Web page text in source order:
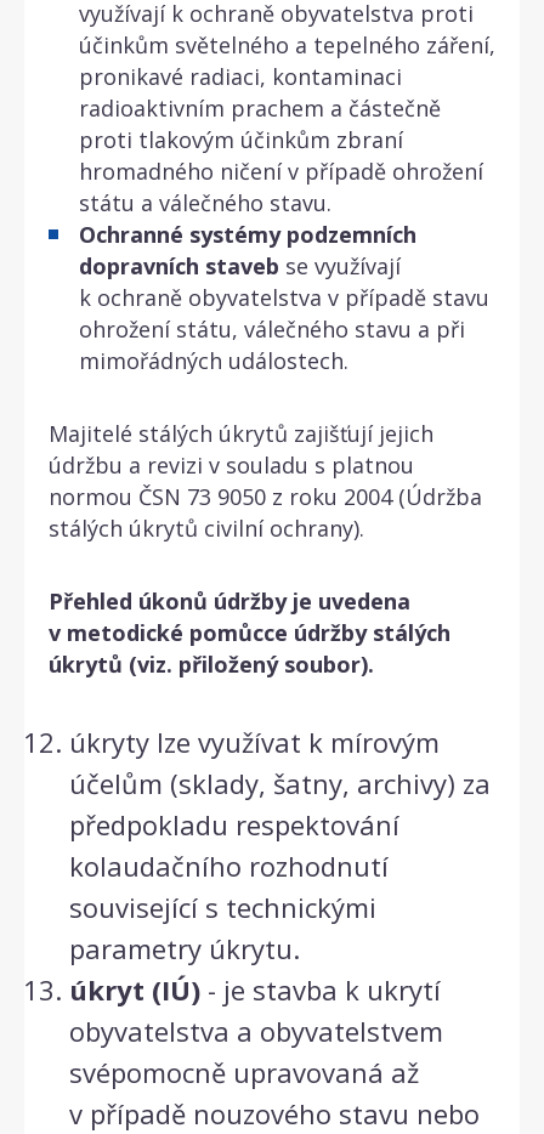
využívají k ochraně obyvatelstva proti
účinkům světelného a tepelného záření,
pronikavé radiaci, kontaminaci
radioaktivním prachem a částečně
proti tlakovým účinkům zbraní
hromadného ničení v případě ohrožení
státu a válečného stavu.
Ochranné systémy podzemních
dopravních staveb se využívají
k ochraně obyvatelstva v případě stavu
ohrožení státu, válečného stavu a při
mimořádných událostech.
Majitelé stálých úkrytů zajišťují jejich
údržbu a revizi v souladu s platnou
normou ČSN 73 9050 z roku 2004 (Údržba
stálých úkrytů civilní ochrany).
Přehled úkonů údržby je uvedena
v metodické pomůcce údržby stálých
úkrytů (viz. přiložený soubor).
úkryty lze využívat k mírovým
účelům (sklady, šatny, archivy) za
předpokladu respektování
kolaudačního rozhodnutí
související s technickými
parametry úkrytu.
úkryt (IÚ) - je stavba k ukrytí
obyvatelstva a obyvatelstvem
svépomocně upravovaná až
v případě nouzového stavu nebo